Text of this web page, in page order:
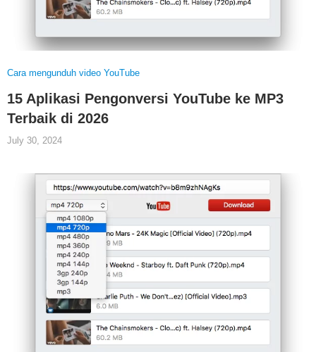
Cara mengunduh video YouTube
15 Aplikasi Pengonversi YouTube ke MP3
Terbaik di 2026
July 30, 2024